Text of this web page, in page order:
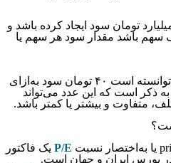
مثال فرض کنید شرکتی ۱ میلیارد تومان سود ایجاد کرده باشد و
۲۵ میلیون برگ سهم باشد مقدار سود هر سهم یا
در این شرایط شرکت فرضی ما توانسته است ۴۰ تومان سود به‌ازای
ذکر است که این عدد می‌تواند
متفاوت و بیشتر یا کمتر باشد.
P/E یک فاکتور
بورس ایران و جهان است.